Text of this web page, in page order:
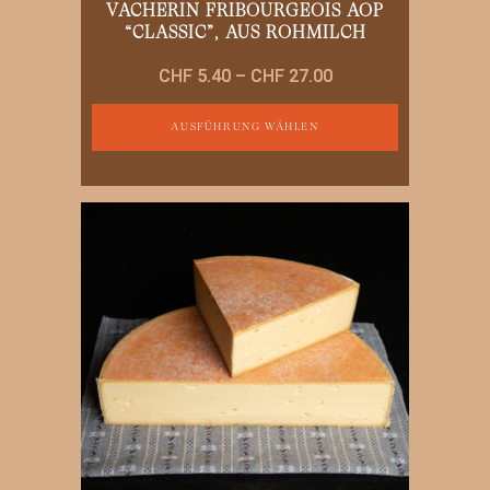
VACHERIN FRIBOURGEOIS AOP
“CLASSIC”, AUS ROHMILCH
CHF5.40 – CHF27.00Preisspanne:
AUSFÜHRUNG WÄHLEN
Produkt
weist
Varianten
auf.
Die
Optionen
können
auf
der
Produktseite
gewählt
werden